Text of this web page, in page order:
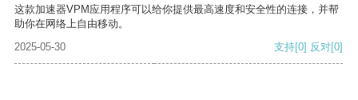
这款加速器VPM应用程序可以给你提供最高速度和安全性的连接，并帮
助你在网络上自由移动。
2025-05-30
支持[0] 反对[0]